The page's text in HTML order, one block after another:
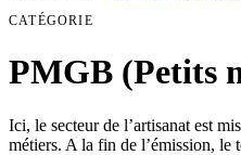
CATÉGORIE
PMGB (Petits
Ici, le secteur de l’artisanat est
métiers. A la fin de l’émission, le